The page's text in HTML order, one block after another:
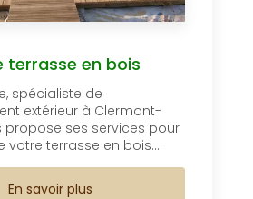
terrasse en bois
spécialiste de
extérieur à Clermont-
propose ses services pour
votre terrasse en bois....
En savoir plus